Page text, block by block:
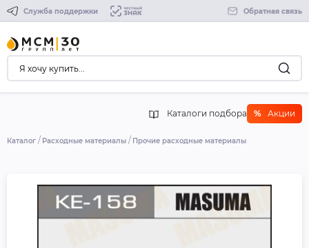
Служба поддержки Обратная связь
Каталоги подбора % Акции
Каталог Расходные материалы Прочие расходные материалы